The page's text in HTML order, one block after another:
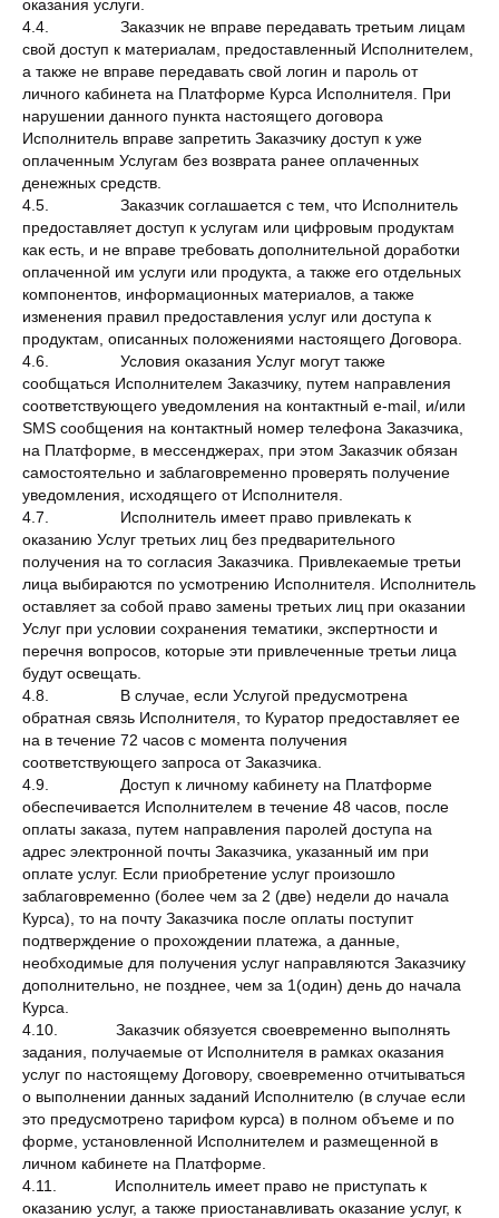
оказания услуги.
4.4. Заказчик не вправе передавать третьим лицам
свой доступ к материалам, предоставленный Исполнителем,
а также не вправе передавать свой логин и пароль от
личного кабинета на Платформе Курса Исполнителя. При
нарушении данного пункта настоящего договора
Исполнитель вправе запретить Заказчику доступ к уже
оплаченным Услугам без возврата ранее оплаченных
денежных средств.
4.5. Заказчик соглашается с тем, что Исполнитель
предоставляет доступ к услугам или цифровым продуктам
как есть, и не вправе требовать дополнительной доработки
оплаченной им услуги или продукта, а также его отдельных
компонентов, информационных материалов, а также
изменения правил предоставления услуг или доступа к
продуктам, описанных положениями настоящего Договора.
4.6. Условия оказания Услуг могут также
сообщаться Исполнителем Заказчику, путем направления
соответствующего уведомления на контактный е-mail, и/или
SMS сообщения на контактный номер телефона Заказчика,
на Платформе, в мессенджерах, при этом Заказчик обязан
самостоятельно и заблаговременно проверять получение
уведомления, исходящего от Исполнителя.
4.7. Исполнитель имеет право привлекать к
оказанию Услуг третьих лиц без предварительного
получения на то согласия Заказчика. Привлекаемые третьи
лица выбираются по усмотрению Исполнителя. Исполнитель
оставляет за собой право замены третьих лиц при оказании
Услуг при условии сохранения тематики, экспертности и
перечня вопросов, которые эти привлеченные третьи лица
будут освещать.
4.8. В случае, если Услугой предусмотрена
обратная связь Исполнителя, то Куратор предоставляет ее
на в течение 72 часов с момента получения
соответствующего запроса от Заказчика.
4.9. Доступ к личному кабинету на Платформе
обеспечивается Исполнителем в течение 48 часов, после
оплаты заказа, путем направления паролей доступа на
адрес электронной почты Заказчика, указанный им при
оплате услуг. Если приобретение услуг произошло
заблаговременно (более чем за 2 (две) недели до начала
Курса), то на почту Заказчика после оплаты поступит
подтверждение о прохождении платежа, а данные,
необходимые для получения услуг направляются Заказчику
дополнительно, не позднее, чем за 1(один) день до начала
Курса.
4.10. Заказчик обязуется своевременно выполнять
задания, получаемые от Исполнителя в рамках оказания
услуг по настоящему Договору, своевременно отчитываться
о выполнении данных заданий Исполнителю (в случае если
это предусмотрено тарифом курса) в полном объеме и по
форме, установленной Исполнителем и размещенной в
личном кабинете на Платформе.
4.11. Исполнитель имеет право не приступать к
оказанию услуг, а также приостанавливать оказание услуг, к